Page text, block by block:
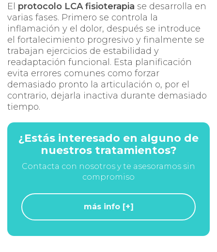
El protocolo LCA fisioterapia se desarrolla en
varias fases. Primero se controla la
inflamación y el dolor, después se introduce
el fortalecimiento progresivo y finalmente se
trabajan ejercicios de estabilidad y
readaptación funcional. Esta planificación
evita errores comunes como forzar
demasiado pronto la articulación o, por el
contrario, dejarla inactiva durante demasiado
tiempo.
¿Estás interesado en alguno de
nuestros tratamientos?
Contacta con nosotros y te asesoramos sin
compromiso
más info [+]